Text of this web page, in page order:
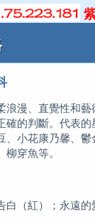
漫、直覺性和藝
確的判斷。代表
、小花康乃馨、
穿魚等。
（紅）；永遠的